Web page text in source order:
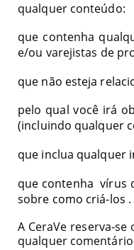
qualquer conteúdo:
que contenha
e/ou varejistas de
que não esteja
pelo qual você irá
(incluindo qualquer
que inclua qualquer
que contenha vírus
sobre como criá-los .
A CeraVe reserva-
qualquer